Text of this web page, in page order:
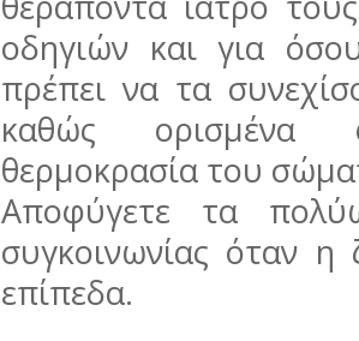
οδηγιών και για
πρέπει να τα
καθώς ορισμένα
θερμοκρασία του
Αποφύγετε τα
συγκοινωνίας όταν
επίπεδα.